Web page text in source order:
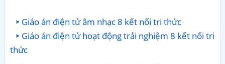
Giáo án điện tử âm nhạc 8 kết nối tri thức
Giáo án điện tử hoạt động trải nghiệm 8 kết nối tri
thức